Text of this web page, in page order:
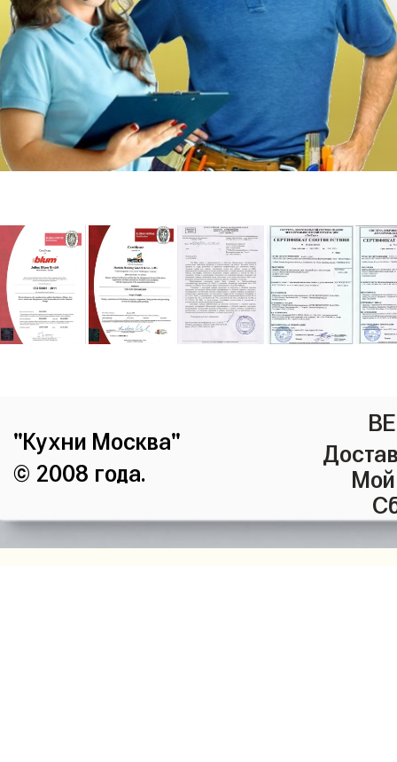
"Кухни Москва"
© 2008 года.